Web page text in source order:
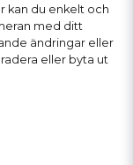
kan du enkelt och
med ditt
ändringar eller
eller byta ut